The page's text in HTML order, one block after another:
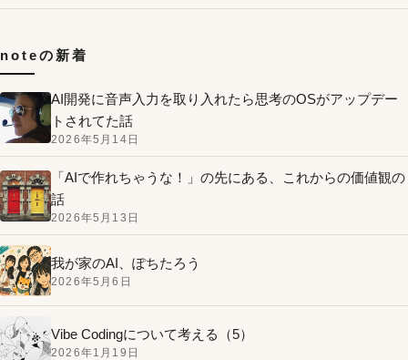
noteの新着
AI開発に音声入力を取り入れたら思考のOSがアップデー
トされてた話
2026年5月14日
「AIで作れちゃうな！」の先にある、これからの価値観の
話
2026年5月13日
我が家のAI、ぽちたろう
2026年5月6日
Vibe Codingについて考える（5）
2026年1月19日